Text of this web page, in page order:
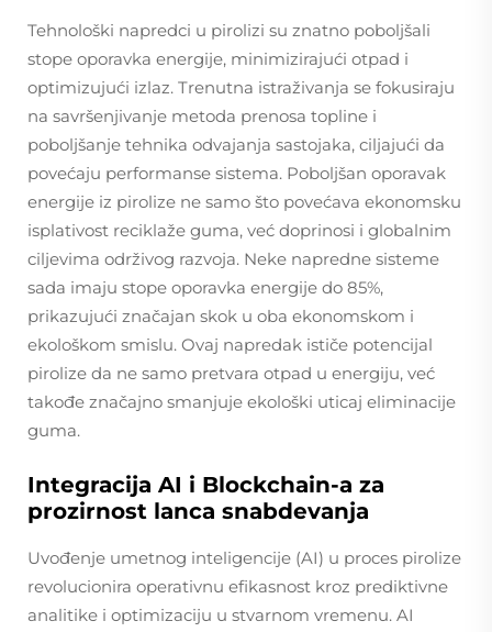
Tehnološki napredci u pirolizi su znatno poboljšali
stope oporavka energije, minimizirajući otpad i
optimizujući izlaz. Trenutna istraživanja se fokusiraju
na savršenjivanje metoda prenosa topline i
poboljšanje tehnika odvajanja sastojaka, ciljajući da
povećaju performanse sistema. Poboljšan oporavak
energije iz pirolize ne samo što povećava ekonomsku
isplativost reciklaže guma, već doprinosi i globalnim
ciljevima održivog razvoja. Neke napredne sisteme
sada imaju stope oporavka energije do 85%,
prikazujući značajan skok u oba ekonomskom i
ekološkom smislu. Ovaj napredak ističe potencijal
pirolize da ne samo pretvara otpad u energiju, već
takođe značajno smanjuje ekološki uticaj eliminacije
guma.
Integracija AI i Blockchain-a za
prozirnost lanca snabdevanja
Uvođenje umetnog inteligencije (AI) u proces pirolize
revolucionira operativnu efikasnost kroz prediktivne
analitike i optimizaciju u stvarnom vremenu. AI